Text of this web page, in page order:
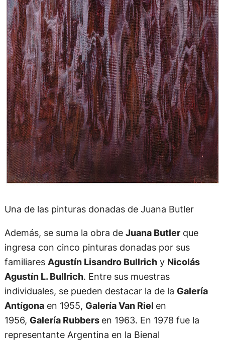
Una de las pinturas donadas de Juana Butler
Además, se suma la obra de Juana Butlerque
ingresa con cinco pinturas donadas por sus
familiares Agustín Lisandro Bullrichy Nicolás
Agustín L. Bullrich. Entre sus muestras
individuales, se pueden destacar la de la Galería
Antígonaen 1955, Galería Van Riel en
1956, Galería Rubbers en 1963. En 1978 fue la
representante Argentina en la Bienal